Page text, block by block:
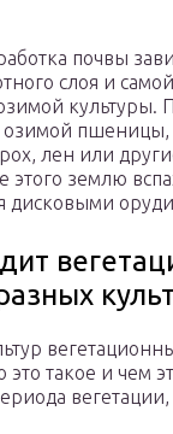
почвы
слоя и
культуры.
озимой пшеницы,
лен или
этого землю
дисковыми
это такое и чем